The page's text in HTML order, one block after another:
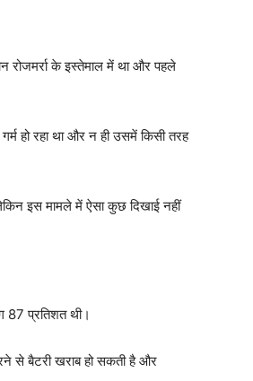
रोजमर्रा के इस्तेमाल में था और पहले
हो रहा था और न ही उसमें किसी तरह
इस मामले में ऐसा कुछ दिखाई नहीं
87 प्रतिशत थी।
से बैटरी खराब हो सकती है और